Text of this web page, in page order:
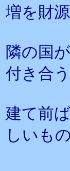
増を財
隣の国
付き合
建て前
しいも